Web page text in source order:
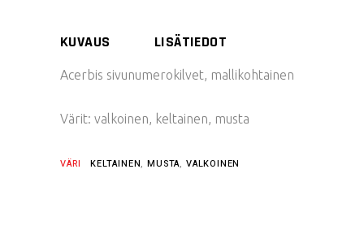
KUVAUS LISÄTIEDOT
Acerbis sivunumerokilvet, mallikohtainen
Värit: valkoinen, keltainen, musta
VÄRI KELTAINEN,MUSTA, VALKOINEN